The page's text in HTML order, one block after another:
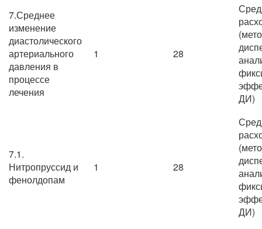
7.Среднее
изменение
диастолического
артериального
давления в
процессе
лечения
1 28
ДИ)
7.1.
Нитропруссид и
фенолдопам
1 28
ДИ)